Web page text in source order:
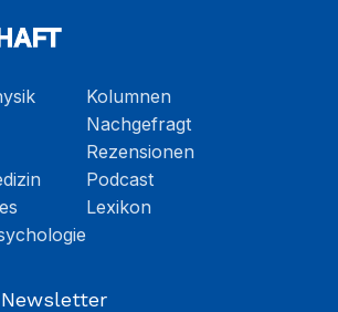
Kolumnen
Nachgefragt
Rezensionen
Podcast
Lexikon